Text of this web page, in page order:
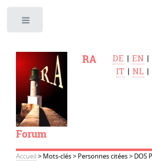
RA
Forum
DE |EN |
IT |NL |
Accueil > Mots-clés> Personnes citées> DOS